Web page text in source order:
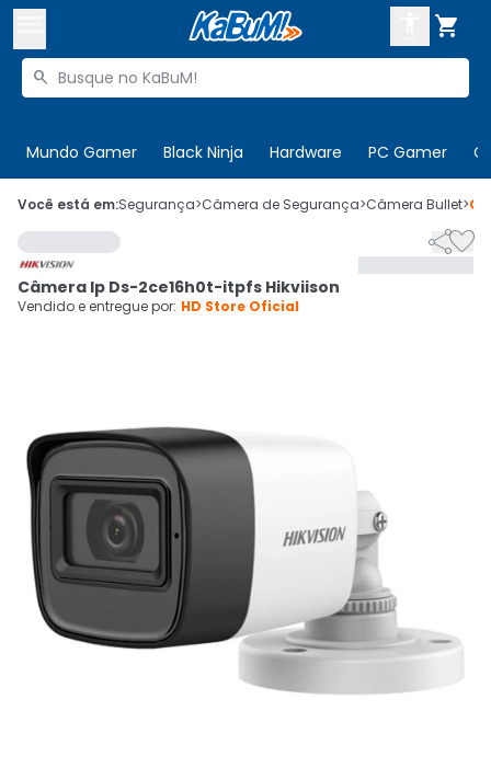

Buscar produtos

Mundo Gamer Black Ninja Hardware PC Gamer
 Olá. Acesse sua conta
 Departamentos
Cupons
CADASTRE-SE
Você está em:Segurança>Câmera de Segurança>Câmera Bullet>

Câmera Ip Ds-2ce16h0t-itpfs Hikviison
Vendido e entregue por: HD Store Oficial